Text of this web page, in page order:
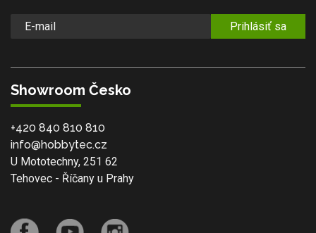
Prihlásiť sa
Showroom Česko
+420 840 810 810
info@hobbytec.cz
U Mototechny, 251 62
Tehovec - Říčany u Prahy